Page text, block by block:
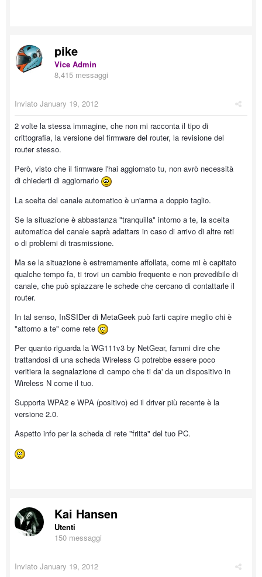
pike
Vice Admin
8,415 messaggi
Inviato January 19, 2012
2 volte la stessa immagine, che non mi racconta il tipo di
crittografia, la versione del firmware del router, la revisione del
router stesso.
Però, visto che il firmware l'hai aggiornato tu, non avrò necessità
di chiederti di aggiornarlo
La scelta del canale automatico è un'arma a doppio taglio.
Se la situazione è abbastanza "tranquilla" intorno a te, la scelta
automatica del canale saprà adattars in caso di arrivo di altre reti
o di problemi di trasmissione.
Ma se la situazione è estremamente affollata, come mi è capitato
qualche tempo fa, ti trovi un cambio frequente e non prevedibile di
canale, che può spiazzare le schede che cercano di contattarle il
router.
In tal senso, InSSIDer di MetaGeek può farti capire meglio chi è
"attorno a te" come rete
Per quanto riguarda la WG111v3 by NetGear, fammi dire che
trattandosi di una scheda Wireless G potrebbe essere poco
veritiera la segnalazione di campo che ti da' da un dispositivo in
Wireless N come il tuo.
Supporta WPA2 e WPA (positivo) ed il driver più recente è la
versione 2.0.
Aspetto info per la scheda di rete "fritta" del tuo PC.
Kai Hansen
Utenti
150 messaggi
Inviato January 19, 2012